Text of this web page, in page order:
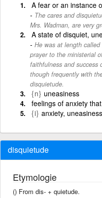
A fear or an instance
The cares and
Mrs. Wadman, are very
A state of disquiet,
He was at length
prayer to the ministerial
faithfulness and success
though frequently with
disquietude.
{n} uneasiness
feelings of anxiety
{i} anxiety,
disquietude
Etymologie
() From dis- +‎ quietude.